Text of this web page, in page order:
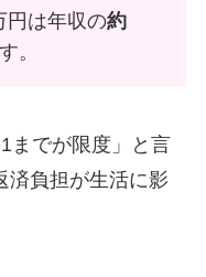
円は年収の約
。
までが限度」と言
済負担が生活に影